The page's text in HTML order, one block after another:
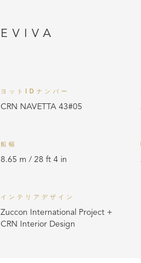
EVIVA
ヨットIDナンバー
CRN NAVETTA 43#05
船幅
8.65 m / 28 ft 4 in
インテリアデザイン
Zuccon International Project +
CRN Interior Design